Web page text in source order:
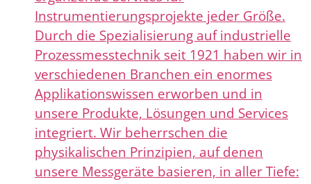
Instrumentierungsprojekte jeder Größe.
Durch die Spezialisierung auf industrielle
Prozessmesstechnik seit 1921 haben wir in
verschiedenen Branchen ein enormes
Applikationswissen erworben und in
unsere Produkte, Lösungen und Services
integriert. Wir beherrschen die
physikalischen Prinzipien, auf denen
unsere Messgeräte basieren, in aller Tiefe: